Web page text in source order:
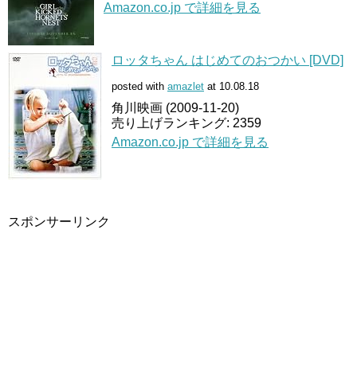
Amazon.co.jp で詳細を見る
ロッタちゃん はじめてのおつかい [DVD]
posted with amazlet at 10.08.18
角川映画 (2009-11-20)
売り上げランキング: 2359
Amazon.co.jp で詳細を見る
スポンサーリンク